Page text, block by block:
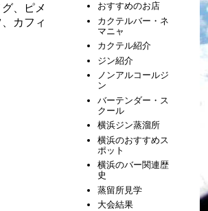
、ピメ
カフィ
おすすめのお店
カクテルバー・ネ
マニャ
カクテル紹介
ジン紹介
ノンアルコールジ
ン
バーテンダー・ス
クール
横浜ジン蒸溜所
横浜のおすすめス
ポット
横浜のバー関連歴
史
蒸留所見学
大会結果